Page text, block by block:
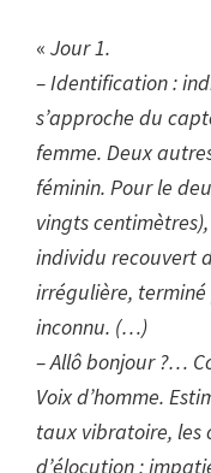
« Jour 1.
– Identification :
s’approche du
femme. Deux
féminin. Pour le
vingts
individu recouvert
irrégulière,
inconnu. (…)
– Allô bonjour ?…
Voix d’homme.
taux vibratoire, les
d’élocution :